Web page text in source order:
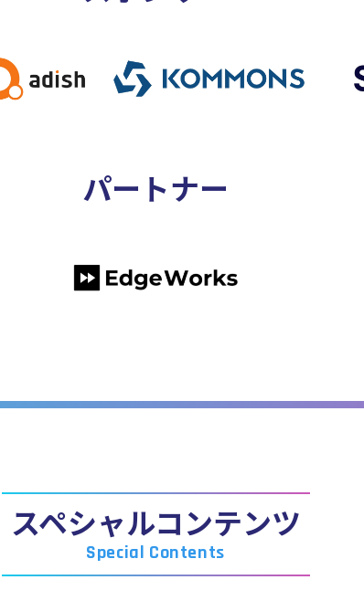
パートナー
スペシャルコンテンツ
Special Contents